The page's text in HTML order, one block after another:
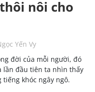
nôi cho
Yến Vy
đời của mỗi người, đó
lần đầu tiên ta nhìn thấy
khóc ngây ngô.